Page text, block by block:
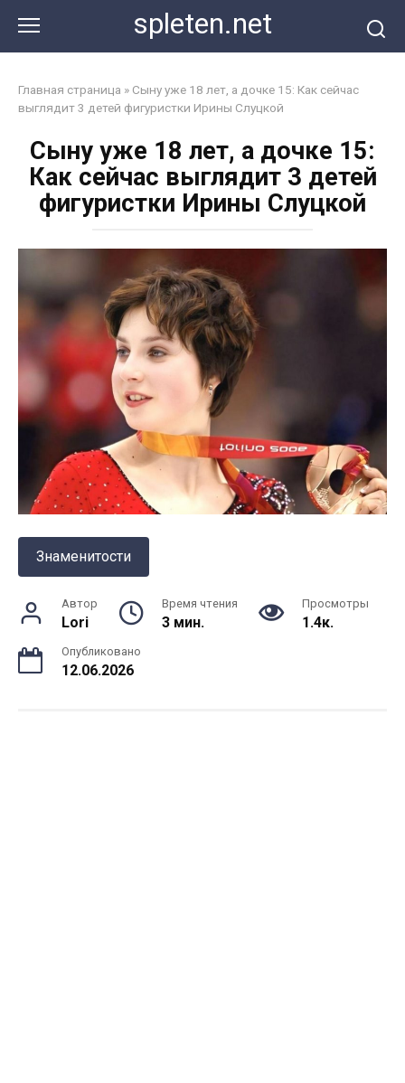
контенту
spleten.net
Главная страница » Сыну уже 18 лет, а дочке 15: Как сейчас
выглядит 3 детей фигуристки Ирины Слуцкой
Сыну уже 18 лет, а дочке 15:
Как сейчас выглядит 3 детей
фигуристки Ирины Слуцкой
Знаменитости
Автор
Lori
Время чтения
3 мин.
Просмотры
1.4к.
Опубликовано
12.06.2026